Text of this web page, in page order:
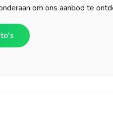
om ons aanbod te